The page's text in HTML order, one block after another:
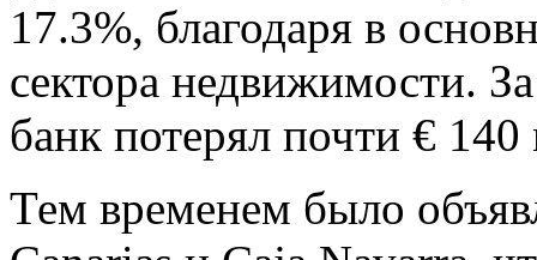
17.3%, благодаря в
сектора недвижимости.
банк потерял почти €
Тем временем было